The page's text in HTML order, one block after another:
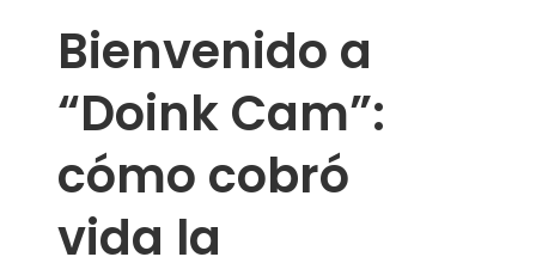
Bienvenido a
“Doink Cam”:
cómo cobró
vida la